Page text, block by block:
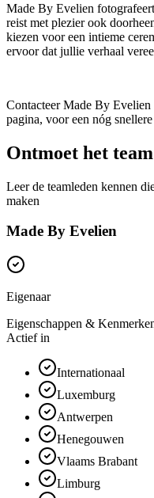
Made By Evelien
reist met plezier ook
kiezen voor een intieme
ervoor dat jullie verhaal
Contacteer Made By Evelien
pagina, voor een nóg
Ontmoet het team
Leer de teamleden kennen
maken
Made By Evelien
Eigenaar
Eigenschappen &
Actief in
Internationaal
Luxemburg
Antwerpen
Henegouwen
Vlaams Brabant
Limburg